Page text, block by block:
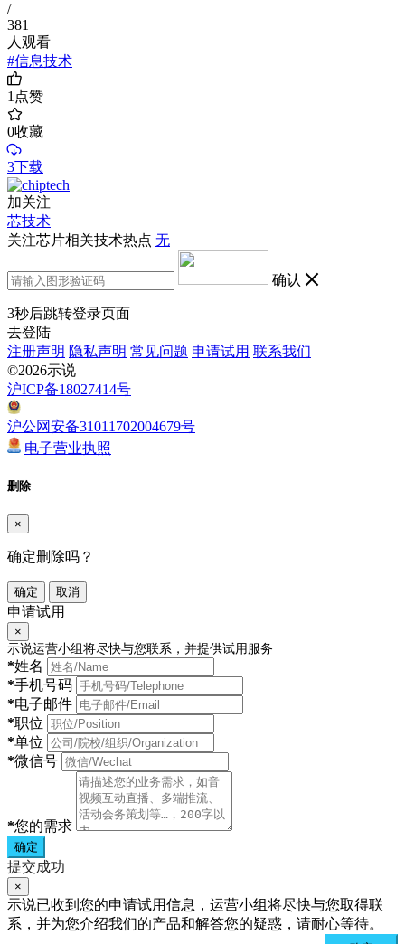
/
381
人观看
#信息技术
1点赞
0收藏
3下载
加关注
芯技术
关注芯片相关技术热点 无
确认
3秒后跳转登录页面
去登陆
注册声明 隐私声明 常见问题 申请试用 联系我们
©2026示说
沪ICP备18027414号
沪公网安备31011702004679号
电子营业执照
删除
×
确定删除吗？
确定 取消
申请试用
×
示说运营小组将尽快与您联系，并提供试用服务
*姓名
*手机号码
*电子邮件
*职位
*单位
*微信号
*您的需求
确定
提交成功
×
示说已收到您的申请试用信息，运营小组将尽快与您取得联
系，并为您介绍我们的产品和解答您的疑惑，请耐心等待。